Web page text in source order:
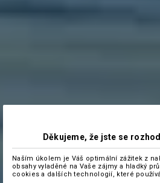
Děkujeme, že jste se
Naším úkolem je Váš optimální zážitek z
obsahy vyladěné na Vaše zájmy a hladký
cookies a dalších technologií, které